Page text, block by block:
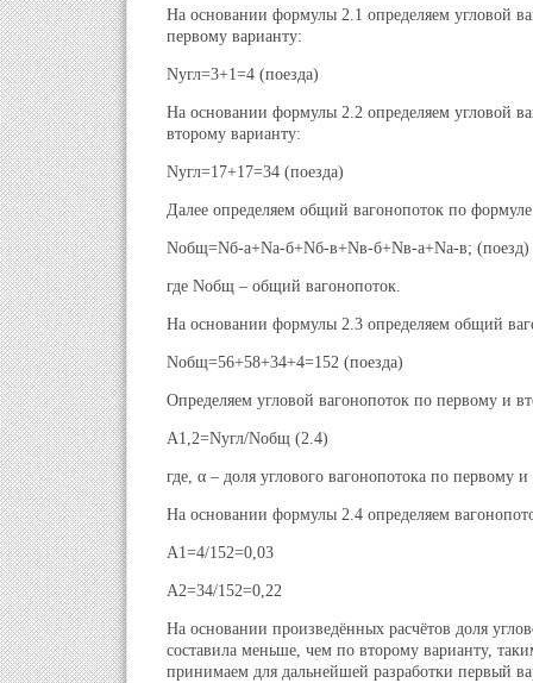
На основании формулы 2.1 определяем угловой
первому варианту:
Nугл=3+1=4 (поезда)
На основании формулы 2.2 определяем угловой
второму варианту:
Nугл=17+17=34 (поезда)
Далее определяем общий вагонопоток по
Nобщ=Nб-а+Nа-б+Nб-в+Nв-б+Nв-а+Nа-в;
где Nобщ – общий вагонопоток.
На основании формулы 2.3 определяем общий
Nобщ=56+58+34+4=152 (поезда)
Определяем угловой вагонопоток по первому и
Α1,2=Nугл/Nобщ (2.4)
где, α – доля углового вагонопотока по первому
На основании формулы 2.4 определяем
Α1=4/152=0,03
Α2=34/152=0,22
На основании произведённых расчётов доля
составила меньше, чем по второму варианту,
принимаем для дальнейшей разработки первый